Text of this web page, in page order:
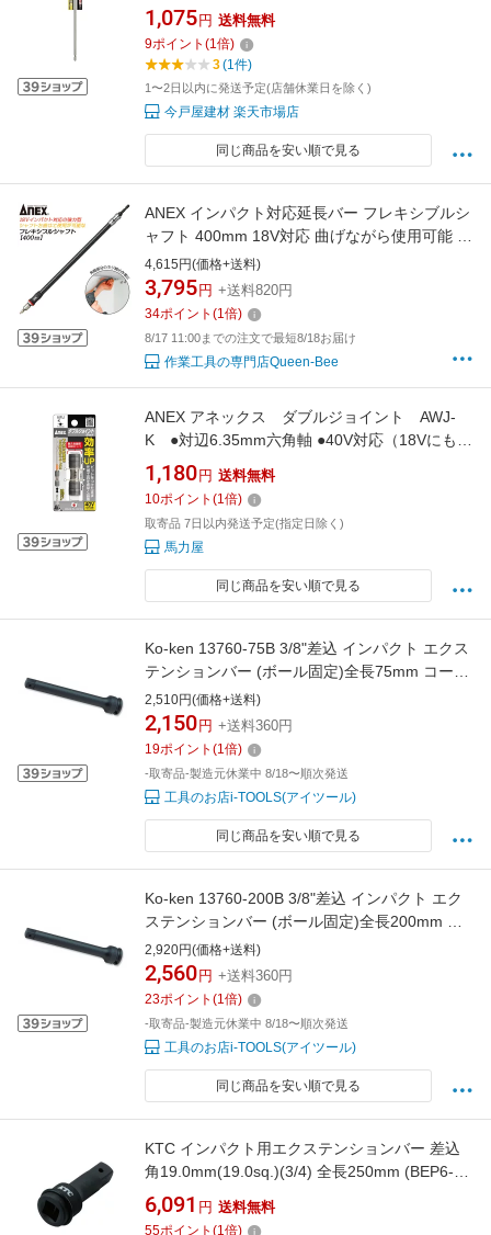
1,075 円 送料無料
9ポイント (1倍)
3(1件)
1〜2日以内に発送予定(店舗休業日を除く)
今戸屋建材 楽天市場店
同じ商品を安い順で見る
ANEX インパクト対応延長バー フレキシブルシ
ャフト 400mm 18V対応 曲げながら使用可能 角
部 際部 ネジ締め 強力型 エクステンションバー
狭所作業 自動車 ハイトルク対応 高張力インナ
ーワイヤー内蔵 日本製 AFS-400 兼古製作所
4,615円(価格+送料)
3,795 円 +送料820円
34ポイント (1倍)
8/17 11:00までの注文で最短8/18お届け
作業工具の専門店Queen-Bee
ANEX アネックス ダブルジョイント AWJ-
K ●対辺6.35mm六角軸 ●40V対応（18Vにも対
応）
1,180 円 送料無料
10ポイント (1倍)
取寄品 7日以内発送予定(指定日除く)
馬力屋
同じ商品を安い順で見る
Ko-ken 13760-75B 3/8"差込 インパクト エクス
テンションバー (ボール固定)全長75mm コーケ
ン/山下工研
2,510円(価格+送料)
2,150 円 +送料360円
19ポイント (1倍)
-取寄品-製造元休業中 8/18〜順次発送
工具のお店i-TOOLS(アイツール)
同じ商品を安い順で見る
Ko-ken 13760-200B 3/8"差込 インパクト エク
ステンションバー (ボール固定)全長200mm コ
ーケン/山下工研
2,920円(価格+送料)
2,560 円 +送料360円
23ポイント (1倍)
-取寄品-製造元休業中 8/18〜順次発送
工具のお店i-TOOLS(アイツール)
同じ商品を安い順で見る
KTC インパクト用エクステンションバー 差込
角19.0mm(19.0sq.)(3/4) 全長250mm (BEP6-
250)(4989433608808) 京都機械工具
6,091 円 送料無料
55ポイント (1倍)